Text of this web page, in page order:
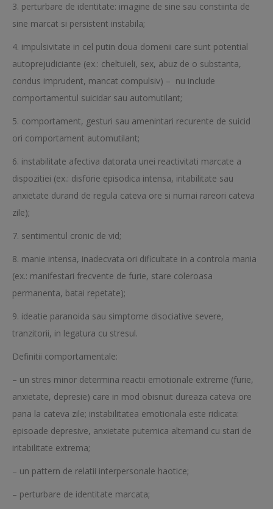
3. perturbare de identitate: imagine de sine sau constiinta de
sine marcat si persistent instabila;
4. impulsivitate in cel putin doua domenii care sunt potential
autoprejudiciante (ex.: cheltuieli, sex, abuz de o substanta,
condus imprudent, mancat compulsiv) – nu include
comportamentul suicidar sau automutilant;
5. comportament, gesturi sau amenintari recurente de suicid
ori comportament automutilant;
6. instabilitate afectiva datorata unei reactivitati marcate a
dispozitiei (ex.: disforie episodica intensa, iritabilitate sau
anxietate durand de regula cateva ore si numai rareori cateva
zile);
7. sentimentul cronic de vid;
8. manie intensa, inadecvata ori dificultate in a controla mania
(ex.: manifestari frecvente de furie, stare coleroasa
permanenta, batai repetate);
9. ideatie paranoida sau simptome disociative severe,
tranzitorii, in legatura cu stresul.
Definitii comportamentale:
– un stres minor determina reactii emotionale extreme (furie,
anxietate, depresie) care in mod obisnuit dureaza cateva ore
pana la cateva zile; instabilitatea emotionala este ridicata:
episoade depresive, anxietate puternica alternand cu stari de
iritabilitate extrema;
– un pattern de relatii interpersonale haotice;
– perturbare de identitate marcata;